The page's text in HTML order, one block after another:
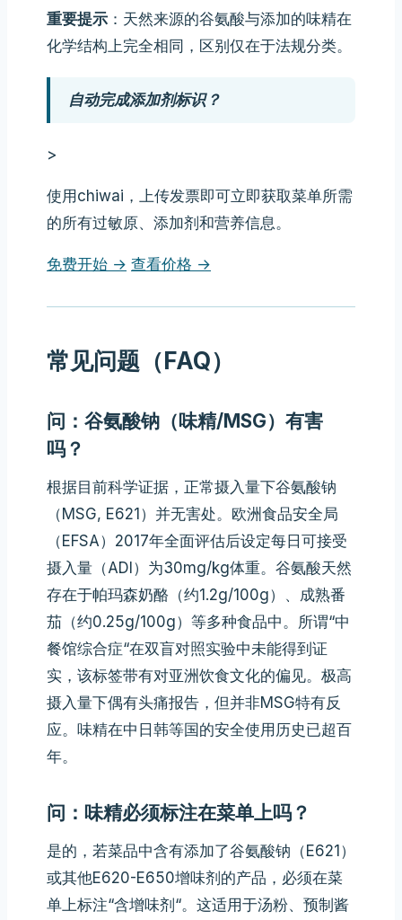
重要提示 ：天然来源的谷氨酸与添加的味精在
化学结构上完全相同，区别仅在于法规分类。
自动完成添加剂标识？
>
使用chiwai，上传发票即可立即获取菜单所需
的所有过敏原、添加剂和营养信息。
免费开始 → 查看价格 →
常见问题（FAQ）
问：谷氨酸钠（味精/MSG）有害
吗？
根据目前科学证据，正常摄入量下谷氨酸钠
（MSG, E621）并无害处。欧洲食品安全局
（EFSA）2017年全面评估后设定每日可接受
摄入量（ADI）为30mg/kg体重。谷氨酸天然
存在于帕玛森奶酪（约1.2g/100g）、成熟番
茄（约0.25g/100g）等多种食品中。所谓“中
餐馆综合症“在双盲对照实验中未能得到证
实，该标签带有对亚洲饮食文化的偏见。极高
摄入量下偶有头痛报告，但并非MSG特有反
应。味精在中日韩等国的安全使用历史已超百
年。
问：味精必须标注在菜单上吗？
是的，若菜品中含有添加了谷氨酸钠（E621）
或其他E620-E650增味剂的产品，必须在菜
单上标注“含增味剂“。这适用于汤粉、预制酱